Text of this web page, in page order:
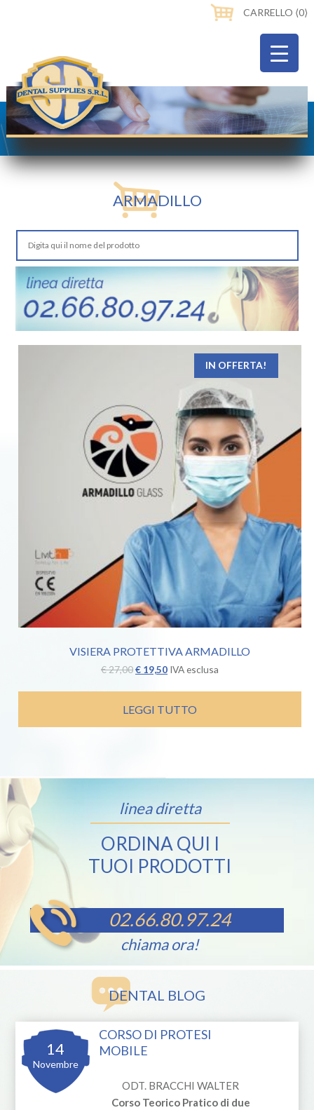
CARRELLO ⟨0⟩
ARMADILLO
IN OFFERTA!
VISIERA PROTETTIVA ARMADILLO
€27,00Il
originale
era:
€ 27,00.
€ 19,50Il
attuale
è:
€ 19,50.
IVA esclusa
LEGGI TUTTO
linea diretta
ORDINA QUI I
TUOI PRODOTTI
02.66.80.97.24
chiama ora!
DENTAL BLOG
14
Novembre
CORSO DI PROTESI
MOBILE
ODT. BRACCHI WALTER
Corso Teorico Pratico di due